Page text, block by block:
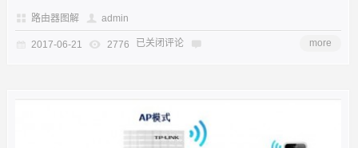
路由器图解 admin
2017-06-21 2776 已关闭评论 more